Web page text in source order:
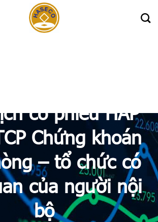
cổ phiếu HAP
Chứng khoán
– tổ chức có
của người nội
bộ